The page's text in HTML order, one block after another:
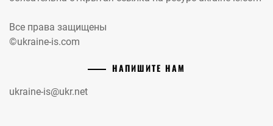
Все права защищены
©ukraine-is.com
НАПИШИТЕ НАМ
ukraine-is@ukr.net